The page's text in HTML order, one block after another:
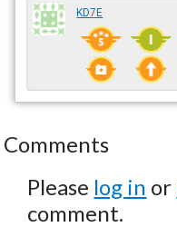
KD7E
Comments
Please log in or
comment.